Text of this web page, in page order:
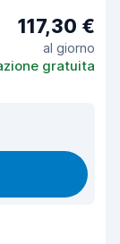
117,30 €
al giorno
gratuita